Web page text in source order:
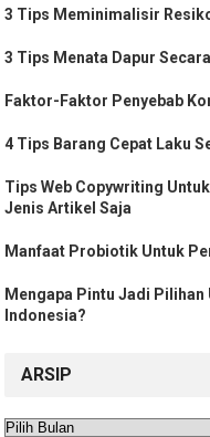
3 Tips Meminimalisir
3 Tips Menata Dapur
Faktor-Faktor Penyebab
4 Tips Barang Cepat Laku
Tips Web Copywriting
Jenis Artikel Saja
Manfaat Probiotik Untuk
Mengapa Pintu Jadi
Indonesia?
ARSIP
Arsip